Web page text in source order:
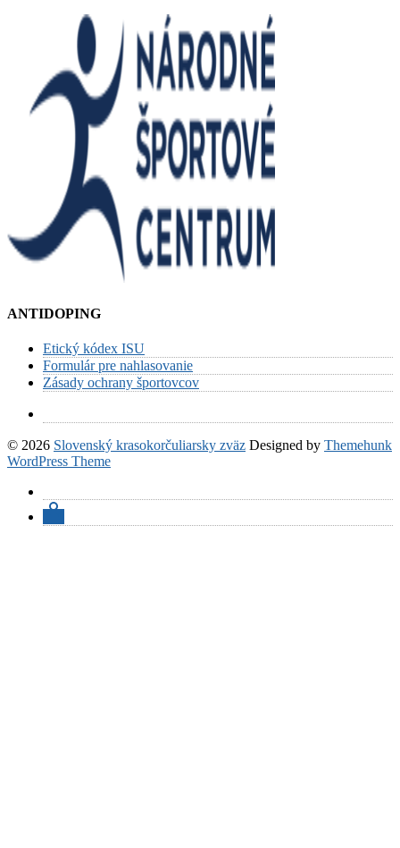
ANTIDOPING
Etický kódex ISU
Formulár pre nahlasovanie
Zásady ochrany športovcov
© 2026 Slovenský krasokorčuliarsky zväz Designed by Themehunk
WordPress Theme